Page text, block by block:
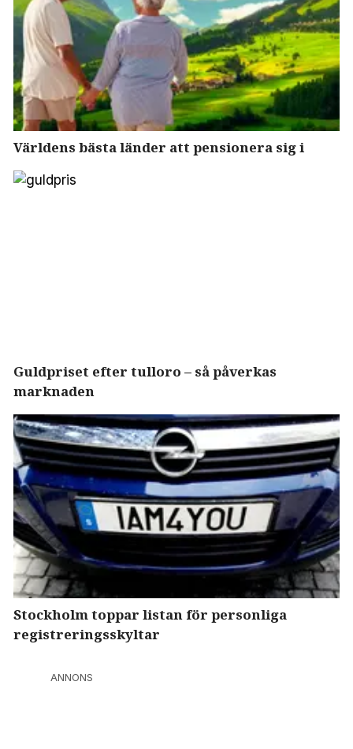
Världens bästa länder att pensionera sig i
Guldpriset efter tulloro – så påverkas
marknaden
Stockholm toppar listan för personliga
registreringsskyltar
ANNONS